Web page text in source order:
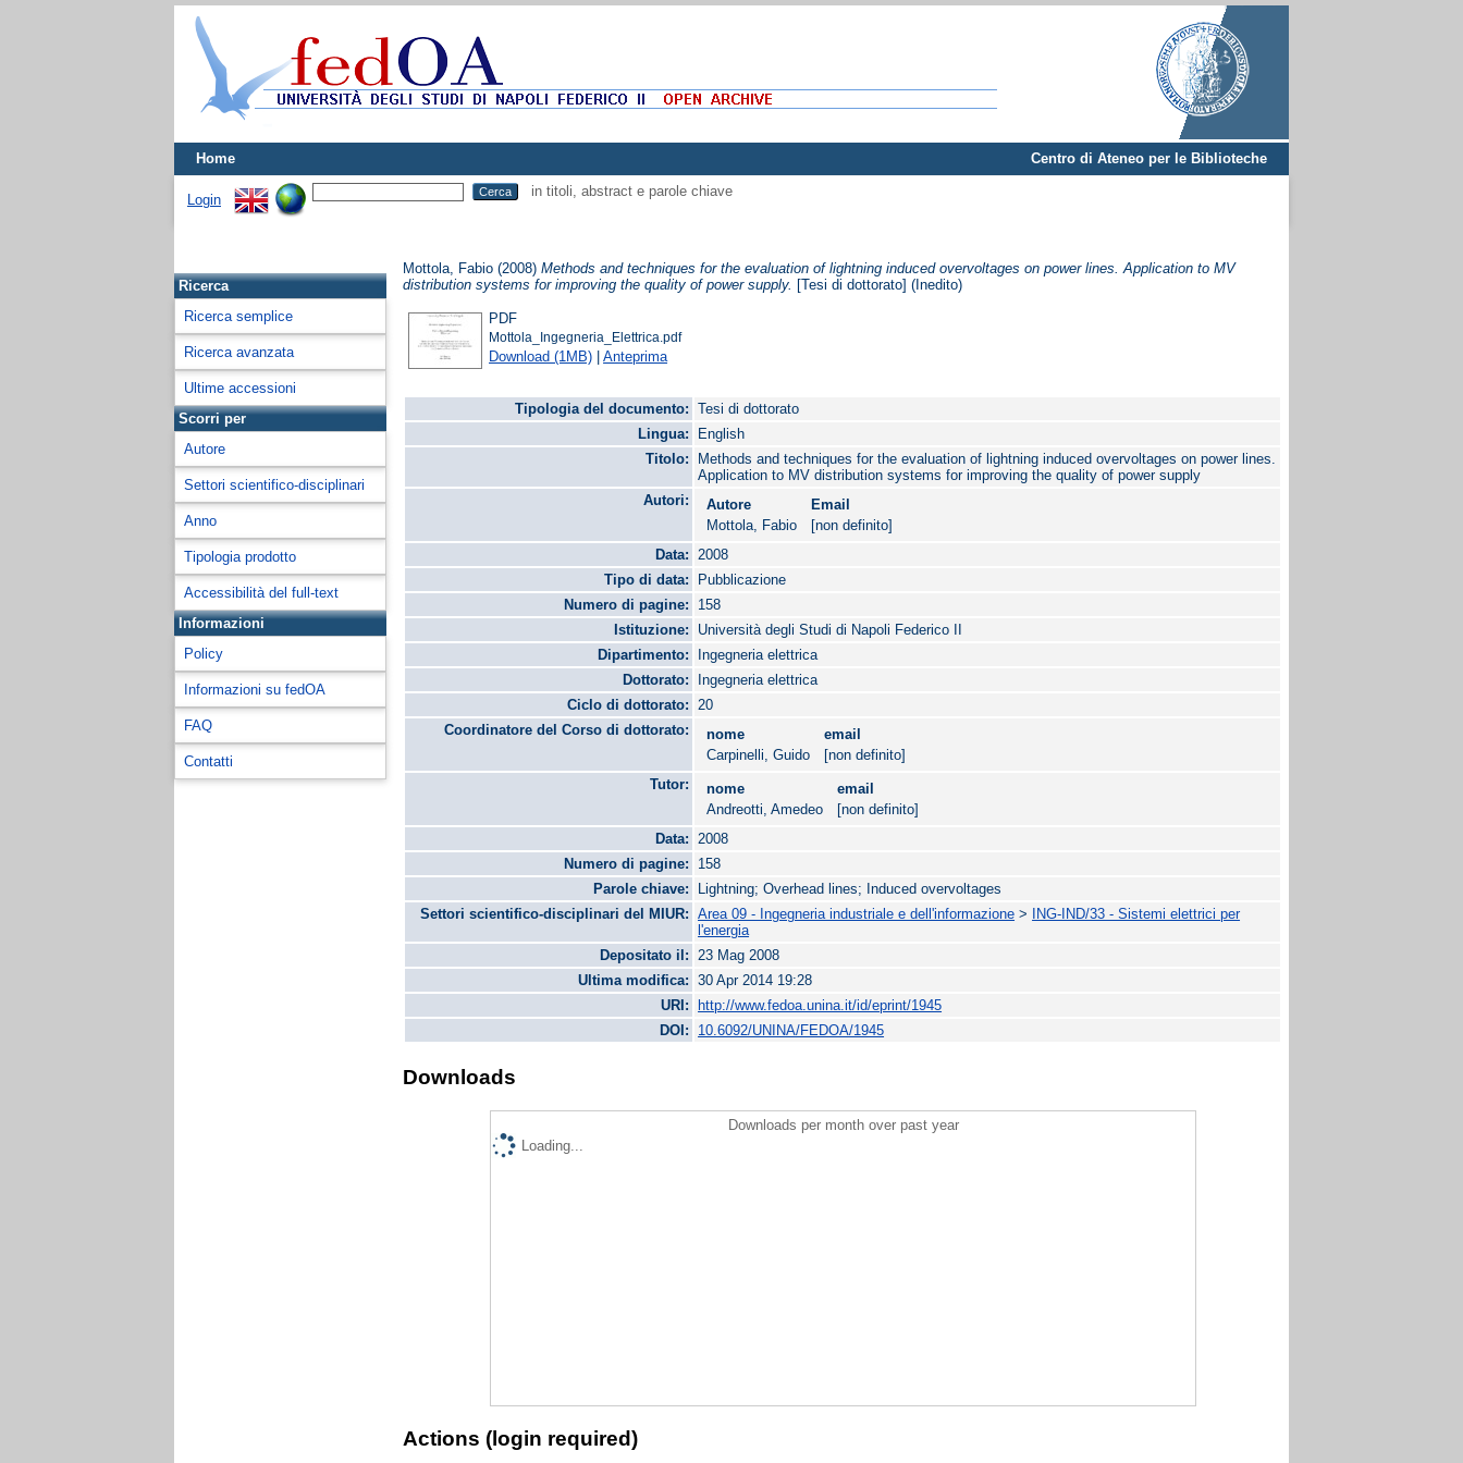
Home Centro di Ateneo per le Biblioteche
Login
in titoli, abstract e parole chiave
Ricerca
Ricerca semplice
Ricerca avanzata
Ultime accessioni
Scorri per
Autore
Settori scientifico-disciplinari
Anno
Tipologia prodotto
Accessibilità del full-text
Informazioni
Policy
Informazioni su fedOA
FAQ
Contatti
Mottola, Fabio (2008)Methods and techniques for the evaluation of lightning induced overvoltages on power lines. Application to MV
distribution systems for improving the quality of power supply. [Tesi di dottorato] (Inedito)
PDF
Mottola_Ingegneria_Elettrica.pdf
Download (1MB) |Anteprima
Tipologia del documento:
Tesi di dottorato
Lingua:
English
Titolo:
Methods and techniques for the evaluation of lightning induced overvoltages on power lines.
Application to MV distribution systems for improving the quality of power supply
Autori:
Autore
Email
Mottola, Fabio
[non definito]
Data:
2008
Tipo di data:
Pubblicazione
Numero di pagine:
158
Istituzione:
Università degli Studi di Napoli Federico II
Dipartimento:
Ingegneria elettrica
Dottorato:
Ingegneria elettrica
Ciclo di dottorato:
20
Coordinatore del Corso di dottorato:
nome
email
Carpinelli, Guido
[non definito]
Tutor:
nome
email
Andreotti, Amedeo
[non definito]
Data:
2008
Numero di pagine:
158
Parole chiave:
Lightning; Overhead lines; Induced overvoltages
Settori scientifico-disciplinari del MIUR:
Area 09 - Ingegneria industriale e dell'informazione >
ING-IND/33 - Sistemi elettrici per
l'energia
Depositato il:
23 Mag 2008
Ultima modifica:
30 Apr 2014 19:28
URI:
http://www.fedoa.unina.it/id/eprint/1945
DOI:
10.6092/UNINA/FEDOA/1945
Downloads
Downloads per month over past year
Loading...
Actions (login required)